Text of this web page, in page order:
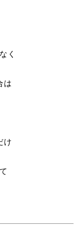
く
は
け